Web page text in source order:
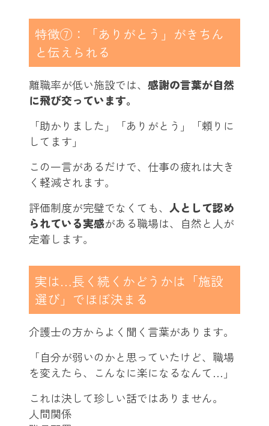
特徴⑦：「ありがとう」がきちん
と伝えられる
離職率が低い施設では、 感謝の言葉が自然
に飛び交っています。
「助かりました」「ありがとう」「頼りに
してます」
この一言があるだけで、仕事の疲れは大き
く軽減されます。
評価制度が完璧でなくても、 人として認め
られている実感がある職場は、自然と人が
定着します。
実は…長く続くかどうかは「施設
選び」でほぼ決まる
介護士の方からよく聞く言葉があります。
「自分が弱いのかと思っていたけど、職場
を変えたら、こんなに楽になるなんて…」
これは決して珍しい話ではありません。
人間関係